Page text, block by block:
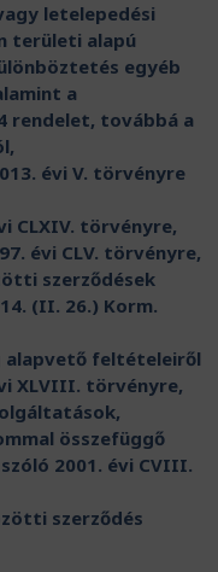
letelepedési
területi alapú
egyéb
a
rendelet, továbbá a
évi V. törvényre
CLXIV. törvényre,
évi CLV. törvényre,
szerződések
(II. 26.) Korm.
alapvető feltételeiről
XLVIII. törvényre,
összefüggő
2001. évi CVIII.
szerződés